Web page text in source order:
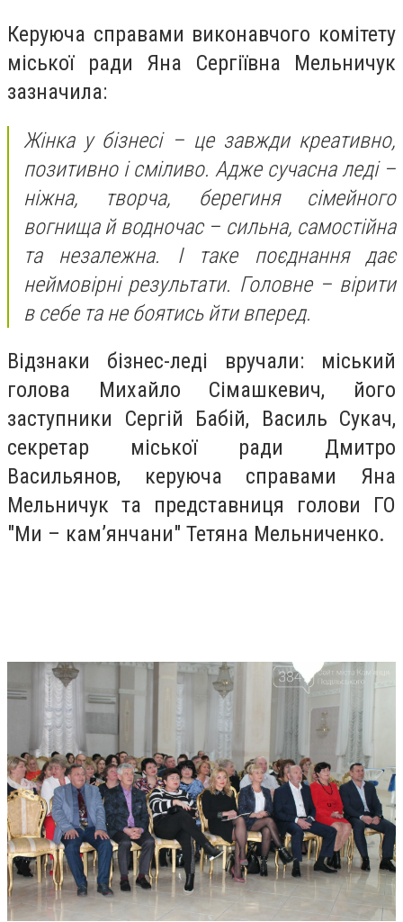
Керуюча справами виконавчого комітету
міської ради Яна Сергіївна Мельничук
зазначила:
Жінка у бізнесі – це завжди креативно,
позитивно і сміливо. Адже сучасна леді –
ніжна, творча, берегиня сімейного
вогнища й водночас – сильна, самостійна
та незалежна. І таке поєднання дає
неймовірні результати. Головне – вірити
в себе та не боятись йти вперед.
Відзнаки бізнес-леді вручали: міський
голова Михайло Сімашкевич, його
заступники Сергій Бабій, Василь Сукач,
секретар міської ради Дмитро
Васильянов, керуюча справами Яна
Мельничук та представниця голови ГО
"Ми – кам’янчани" Тетяна Мельниченко.